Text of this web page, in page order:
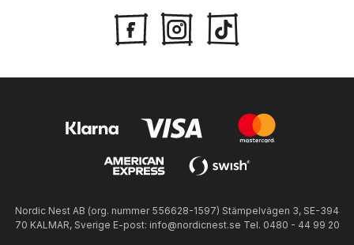
Nordic Nest AB (org. nummer 556628-1597) Stämpelvägen 3, SE-394
70 KALMAR, Sverige E-post: info@nordicnest.se Tel. 0480 - 44 99 20